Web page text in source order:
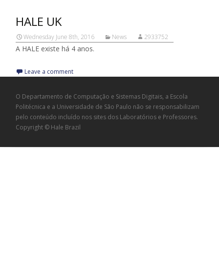
HALE UK
Wednesday June 8th, 2016 News 2933752
A HALE existe há 4 anos.
Leave a comment
O Departamento de Computação e Sistemas Digitais, a Escola
Politécnica e a Universidade de São Paulo não se responsabilizam
pelo conteúdo incluído nos sites dos Laboratórios e Professores.
Copyright © Hale Brazil